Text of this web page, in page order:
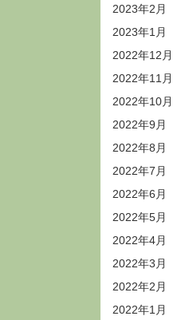
2023年2月
2023年1月
2022年12月
2022年11月
2022年10月
2022年9月
2022年8月
2022年7月
2022年6月
2022年5月
2022年4月
2022年3月
2022年2月
2022年1月